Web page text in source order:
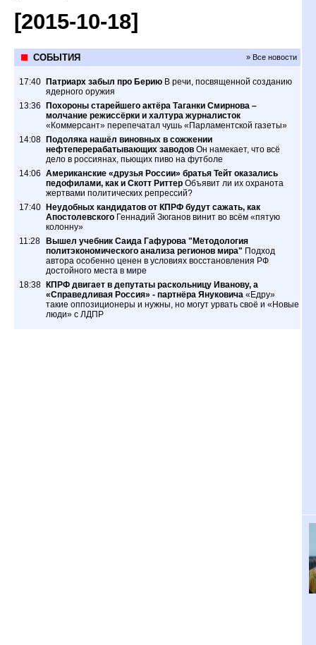
[2015-10-18]
СОБЫТИЯ » Все новости
17:40 Патриарх забыл про Берию В речи, посвященной созданию
ядерного оружия
13:36 Похороны старейшего актёра Таганки Смирнова –
молчание режиссёрки и халтура журналисток
«Коммерсант» перепечатал чушь «Парламентской газеты»
14:08 Подоляка нашёл виновных в сожжении
нефтеперерабатывающих заводов Он намекает, что всё
дело в россиянах, пьющих пиво на футболе
14:06 Американские «друзья России» братья Тейт оказались
педофилами, как и Скотт Риттер Объявит ли их охранота
жертвами политических репрессий?
17:40 Неудобных кандидатов от КПРФ будут сажать, как
Апостолевского Геннадий Зюганов винит во всём «пятую
колонну»
11:28 Вышел учебник Саида Гафурова "Методология
политэкономического анализа регионов мира" Подход
автора особенно ценен в условиях восстановления РФ
достойного места в мире
18:38 КПРФ двигает в депутаты раскольницу Иванову, а
«Справедливая Россия» - партнёра Януковича «Едру»
такие оппозиционеры и нужны, но могут урвать своё и «Новые
люди» с ЛДПР